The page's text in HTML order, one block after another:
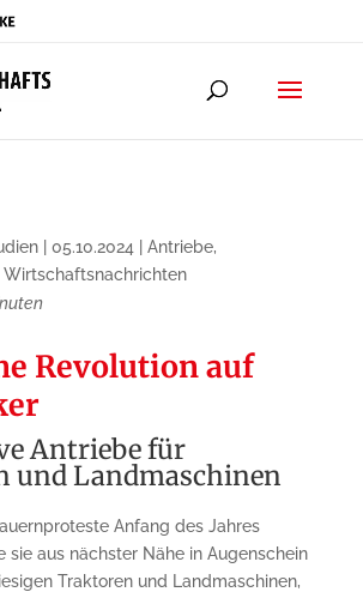
| 05.10.2024 Antriebe,
Wirtschaftsnachrichten
Revolution auf
Antriebe für
und Landmaschinen
Anfang des Jahres
sie aus nächster Nähe in Augenschein
Traktoren und Landmaschinen,